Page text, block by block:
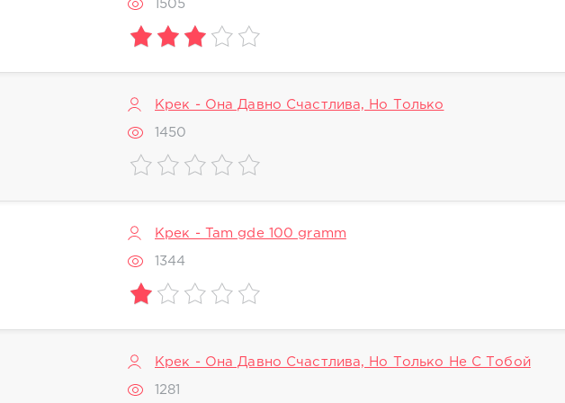
1505
Крек - Она Давно Счастлива, Но Только
1450
Крек - Tam gde 100 gramm
1344
Крек - Она Давно Счастлива, Но Только Не С Тобой
1281